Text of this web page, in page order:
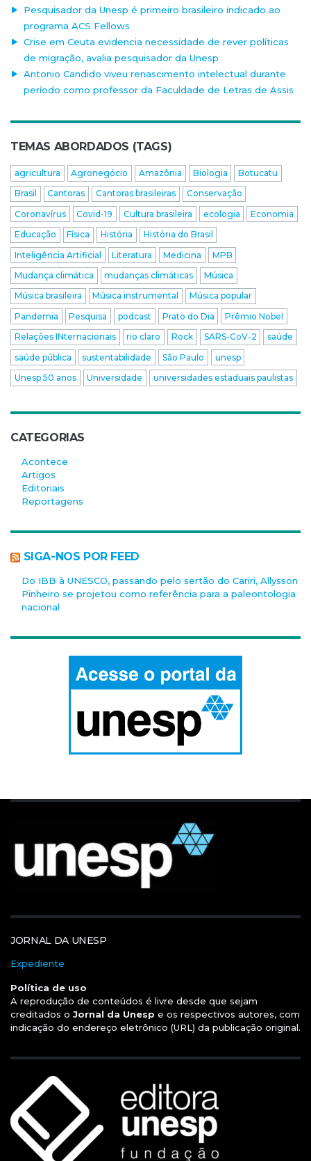
Pesquisador da Unesp é primeiro brasileiro indicado ao
programa ACS Fellows
Crise em Ceuta evidencia necessidade de rever políticas
de migração, avalia pesquisador da Unesp
Antonio Candido viveu renascimento intelectual durante
período como professor da Faculdade de Letras de Assis
TEMAS ABORDADOS (TAGS)
agricultura Agronegócio Amazônia Biologia
Botucatu
Brasil
Cantoras Cantoras brasileiras
Conservação
Coronavírus
Covid-19 Cultura brasileira ecologia
Economia
Educação
Física História
História do Brasil
Inteligência Artificial
Literatura Medicina
MPB
Mudança climática
mudanças climáticas
Música
Música brasileira
Música instrumental
Música popular
Pandemia
Pesquisa podcast Prato do Dia
Prêmio Nobel
Relações INternacionais
rio claro Rock SARS-CoV-2
saúde
saúde pública
sustentabilidade São Paulo
unesp
Unesp 50 anos
Universidade universidades estaduais paulistas
CATEGORIAS
Acontece
Artigos
Editoriais
Reportagens
SIGA-NOS POR FEED
Do IBB à UNESCO, passando pelo sertão do Cariri, Allysson
Pinheiro se projetou como referência para a paleontologia
nacional
JORNAL DA UNESP
Expediente
Política de uso
A reprodução de conteúdos é livre desde que sejam
creditados o Jornal da Unesp e os respectivos autores, com
indicação do endereço eletrônico (URL) da publicação original.